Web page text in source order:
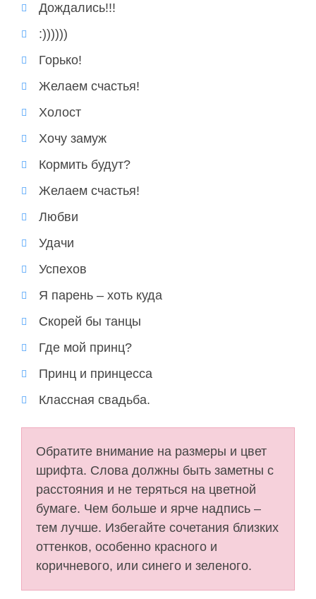
Дождались!!!
:))))))
Горько!
Желаем счастья!
Холост
Хочу замуж
Кормить будут?
Желаем счастья!
Любви
Удачи
Успехов
Я парень – хоть куда
Скорей бы танцы
Где мой принц?
Принц и принцесса
Классная свадьба.
Обратите внимание на размеры и цвет
шрифта. Слова должны быть заметны с
расстояния и не теряться на цветной
бумаге. Чем больше и ярче надпись –
тем лучше. Избегайте сочетания близких
оттенков, особенно красного и
коричневого, или синего и зеленого.